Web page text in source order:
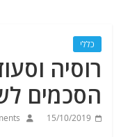
כללי
הסכמים
15/10/2019